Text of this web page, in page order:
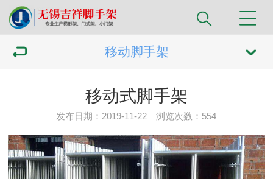
移动脚手架
移动式脚手架
发布日期：2019-11-22 浏览次数： 554